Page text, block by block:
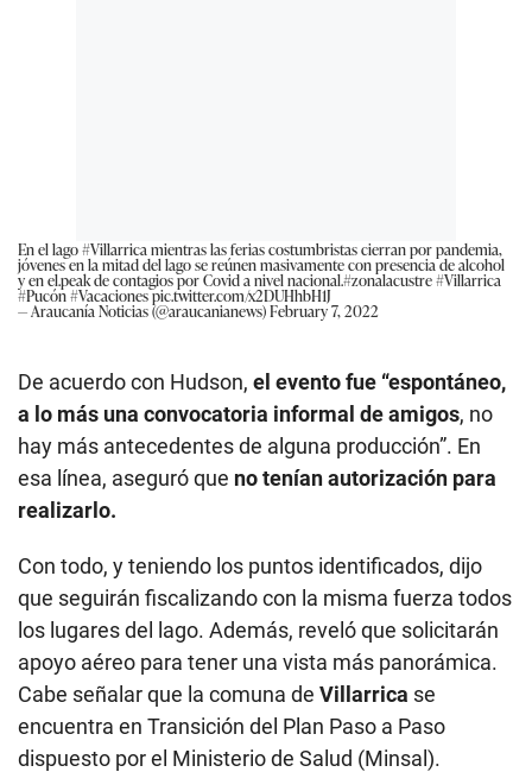
En el lago#Villarrica mientras las ferias costumbristas cierran por pandemia,
jóvenes en la mitad del lago se reúnen masivamente con presencia de alcohol
y en el.peak de contagios por Covid a nivel nacional.#zonalacustre#Villarrica
#Pucón#Vacacionespic.twitter.com/x2DUHhbH1J
— Araucanía Noticias (@araucanianews)February 7, 2022
De acuerdo con Hudson, el evento fue “espontáneo,
a lo más una convocatoria informal de amigos, no
hay más antecedentes de alguna producción”. En
esa línea, aseguró que no tenían autorización para
realizarlo.
Con todo, y teniendo los puntos identificados, dijo
que seguirán fiscalizando con la misma fuerza todos
los lugares del lago. Además, reveló que solicitarán
apoyo aéreo para tener una vista más panorámica.
Cabe señalar que la comuna de Villarrica se
encuentra en Transición del Plan Paso a Paso
dispuesto por el Ministerio de Salud (Minsal).